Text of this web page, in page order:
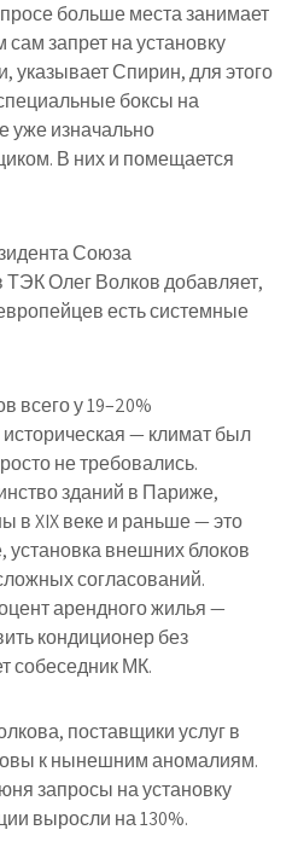
больше места занимает
запрет на установку
указывает Спирин, для этого
боксы на
уже изначально
В них и помещается
Союза
ТЭК Олег Волков добавляет,
есть системные
всего у 19–20%
— климат был
не требовались.
зданий в Париже,
в XIX веке и раньше — это
установка внешних блоков
согласований.
арендного жилья —
кондиционер без
собеседник МК.
поставщики услуг в
к нынешним аномалиям.
запросы на установку
выросли на 130%.